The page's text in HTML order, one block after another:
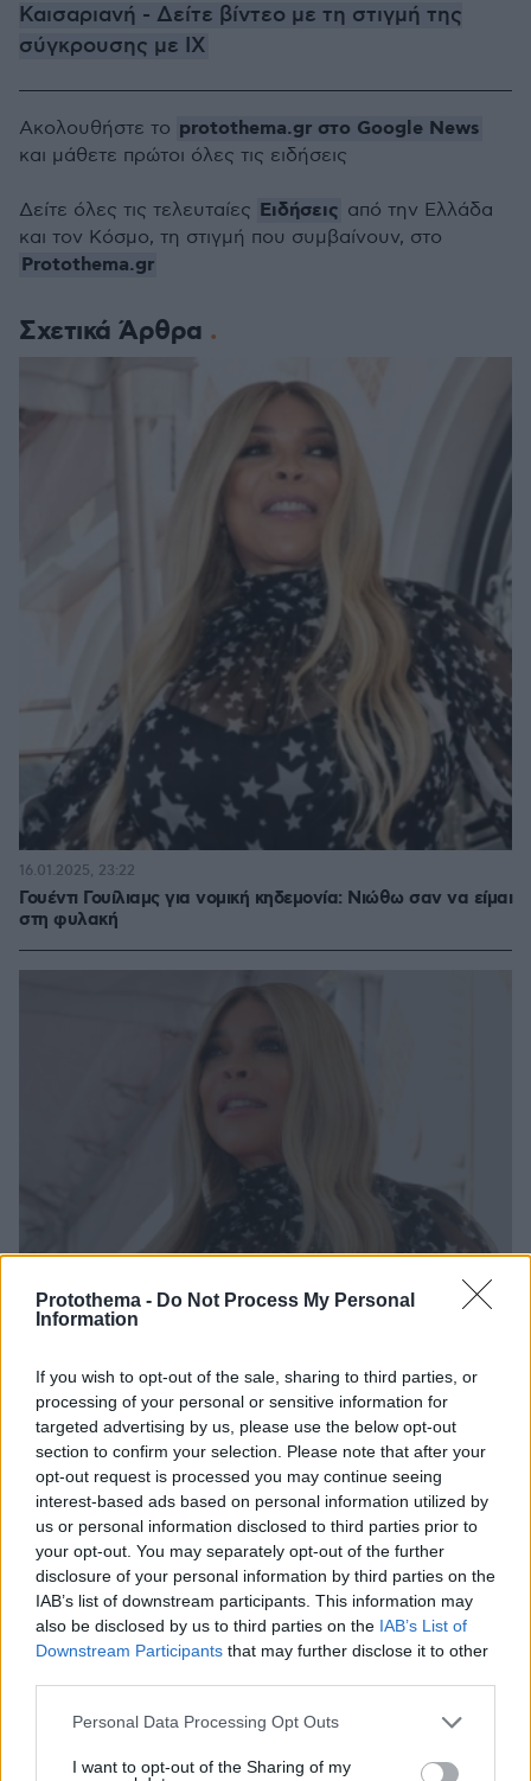
Protothema - Do Not Process My Personal
Information
If you wish to opt-out of the sale, sharing to third parties, or
processing of your personal or sensitive information for
targeted advertising by us, please use the below opt-out
section to confirm your selection. Please note that after your
opt-out request is processed you may continue seeing
interest-based ads based on personal information utilized by
us or personal information disclosed to third parties prior to
your opt-out. You may separately opt-out of the further
disclosure of your personal information by third parties on the
IAB’s list of downstream participants. This information may
also be disclosed by us to third parties on the IAB’s List of
Downstream Participants that may further disclose it to other
Please note that this website/app uses one or more Google
not limited to your visit or usage behaviour. You may click to
Personal Data Processing Opt Outs
I want to opt-out of the Sharing of my
Καισαριανή - Δείτε βίντεο με τη στιγμή της
σύγκρουσης με ΙΧ
Σχετικά Άρθρα
Γουέντι Γουίλιαμς για νομική κηδεμονία: Νιώθω σαν να είμαι
στη φυλακή
16.01.2025, 23:22
Η Γουέντι Γουίλιαμς σε σπάνια δημόσια εμφάνιση με
αναπηρικό αμαξίδιο - Τα κλάματα στην αποφοίτηση του
γιου της
20.12.2024, 18:12
Ακολουθήστε το protothema.gr στο Google News
και μάθετε πρώτοι όλες τις ειδήσεις
Δείτε όλες τις τελευταίες Ειδήσεις από την Ελλάδα
και τον Κόσμο, τη στιγμή που συμβαίνουν, στο
Protothema.gr